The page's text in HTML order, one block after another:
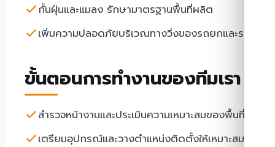
กั้นฝุ่นและแมลง รักษามาตรฐานพื้นที่ผลิต
เพิ่มความปลอดภัยบริเวณทางวิ่งของรถยกและรถขนส่ง
ขั้นตอนการทำงานของทีมเรา
สำรวจหน้างานและประเมินความเหมาะสมของพื้นที่
เตรียมอุปกรณ์และวางตำแหน่งติดตั้งให้เหมาะสม